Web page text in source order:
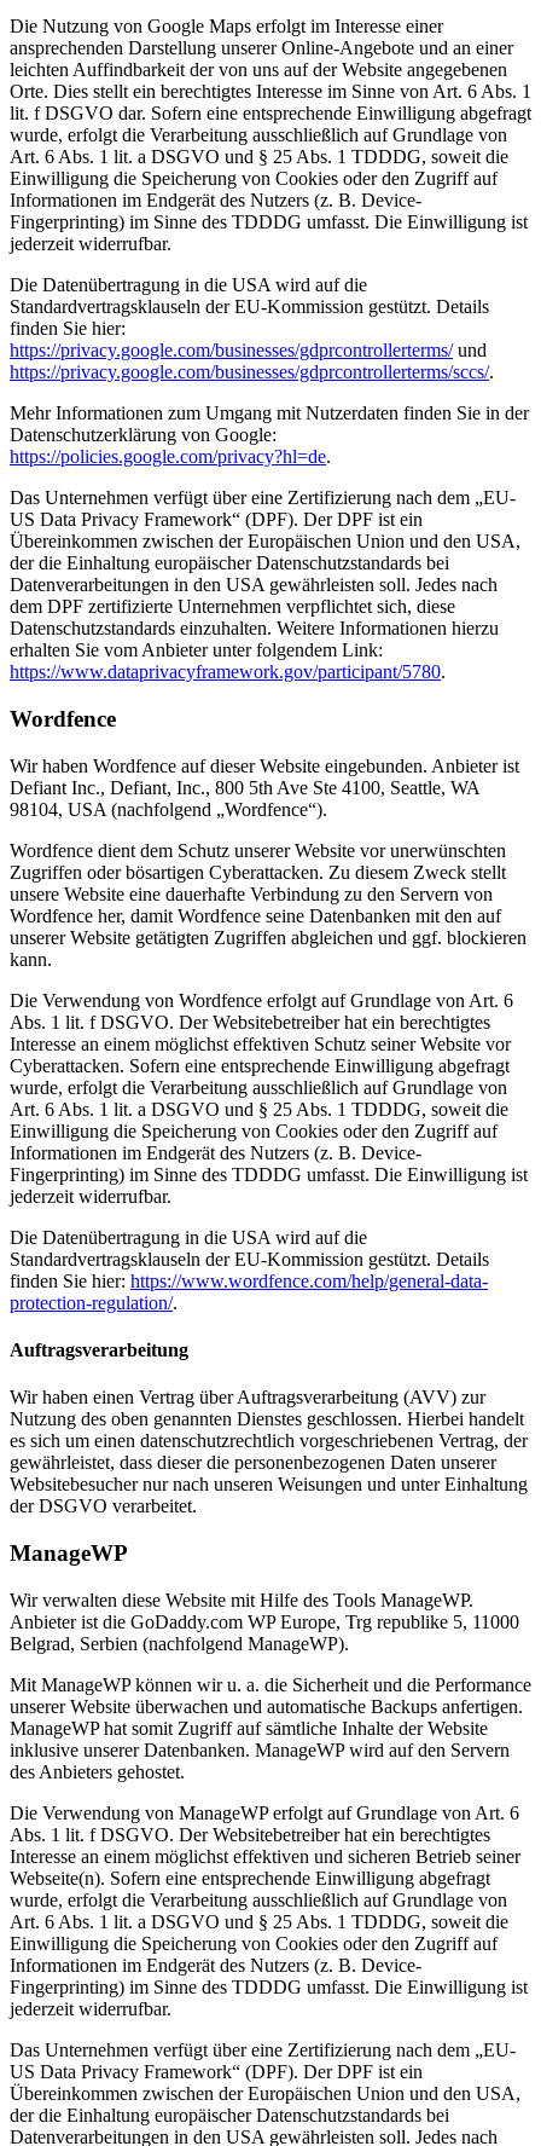
Die Nutzung von Google Maps erfolgt im Interesse einer
ansprechenden Darstellung unserer Online-Angebote und an einer
leichten Auffindbarkeit der von uns auf der Website angegebenen
Orte. Dies stellt ein berechtigtes Interesse im Sinne von Art. 6 Abs. 1
lit. f DSGVO dar. Sofern eine entsprechende Einwilligung abgefragt
wurde, erfolgt die Verarbeitung ausschließlich auf Grundlage von
Art. 6 Abs. 1 lit. a DSGVO und § 25 Abs. 1 TDDDG, soweit die
Einwilligung die Speicherung von Cookies oder den Zugriff auf
Informationen im Endgerät des Nutzers (z. B. Device-
Fingerprinting) im Sinne des TDDDG umfasst. Die Einwilligung ist
jederzeit widerrufbar.
Die Datenübertragung in die USA wird auf die
Standardvertragsklauseln der EU-Kommission gestützt. Details
finden Sie hier:
https://privacy.google.com/businesses/gdprcontrollerterms/und
https://privacy.google.com/businesses/gdprcontrollerterms/sccs/.
Mehr Informationen zum Umgang mit Nutzerdaten finden Sie in der
Datenschutzerklärung von Google:
https://policies.google.com/privacy?hl=de.
Das Unternehmen verfügt über eine Zertifizierung nach dem „EU-
US Data Privacy Framework“ (DPF). Der DPF ist ein
Übereinkommen zwischen der Europäischen Union und den USA,
der die Einhaltung europäischer Datenschutzstandards bei
Datenverarbeitungen in den USA gewährleisten soll. Jedes nach
dem DPF zertifizierte Unternehmen verpflichtet sich, diese
Datenschutzstandards einzuhalten. Weitere Informationen hierzu
erhalten Sie vom Anbieter unter folgendem Link:
https://www.dataprivacyframework.gov/participant/5780.
Wordfence
Wir haben Wordfence auf dieser Website eingebunden. Anbieter ist
Defiant Inc., Defiant, Inc., 800 5th Ave Ste 4100, Seattle, WA
98104, USA (nachfolgend „Wordfence“).
Wordfence dient dem Schutz unserer Website vor unerwünschten
Zugriffen oder bösartigen Cyberattacken. Zu diesem Zweck stellt
unsere Website eine dauerhafte Verbindung zu den Servern von
Wordfence her, damit Wordfence seine Datenbanken mit den auf
unserer Website getätigten Zugriffen abgleichen und ggf. blockieren
kann.
Die Verwendung von Wordfence erfolgt auf Grundlage von Art. 6
Abs. 1 lit. f DSGVO. Der Websitebetreiber hat ein berechtigtes
Interesse an einem möglichst effektiven Schutz seiner Website vor
Cyberattacken. Sofern eine entsprechende Einwilligung abgefragt
wurde, erfolgt die Verarbeitung ausschließlich auf Grundlage von
Art. 6 Abs. 1 lit. a DSGVO und § 25 Abs. 1 TDDDG, soweit die
Einwilligung die Speicherung von Cookies oder den Zugriff auf
Informationen im Endgerät des Nutzers (z. B. Device-
Fingerprinting) im Sinne des TDDDG umfasst. Die Einwilligung ist
jederzeit widerrufbar.
Die Datenübertragung in die USA wird auf die
Standardvertragsklauseln der EU-Kommission gestützt. Details
finden Sie hier: https://www.wordfence.com/help/general-data-
protection-regulation/.
Auftragsverarbeitung
Wir haben einen Vertrag über Auftragsverarbeitung (AVV) zur
Nutzung des oben genannten Dienstes geschlossen. Hierbei handelt
es sich um einen datenschutzrechtlich vorgeschriebenen Vertrag, der
gewährleistet, dass dieser die personenbezogenen Daten unserer
Websitebesucher nur nach unseren Weisungen und unter Einhaltung
der DSGVO verarbeitet.
ManageWP
Wir verwalten diese Website mit Hilfe des Tools ManageWP.
Anbieter ist die GoDaddy.com WP Europe, Trg republike 5, 11000
Belgrad, Serbien (nachfolgend ManageWP).
Mit ManageWP können wir u. a. die Sicherheit und die Performance
unserer Website überwachen und automatische Backups anfertigen.
ManageWP hat somit Zugriff auf sämtliche Inhalte der Website
inklusive unserer Datenbanken. ManageWP wird auf den Servern
des Anbieters gehostet.
Die Verwendung von ManageWP erfolgt auf Grundlage von Art. 6
Abs. 1 lit. f DSGVO. Der Websitebetreiber hat ein berechtigtes
Interesse an einem möglichst effektiven und sicheren Betrieb seiner
Webseite(n). Sofern eine entsprechende Einwilligung abgefragt
wurde, erfolgt die Verarbeitung ausschließlich auf Grundlage von
Art. 6 Abs. 1 lit. a DSGVO und § 25 Abs. 1 TDDDG, soweit die
Einwilligung die Speicherung von Cookies oder den Zugriff auf
Informationen im Endgerät des Nutzers (z. B. Device-
Fingerprinting) im Sinne des TDDDG umfasst. Die Einwilligung ist
jederzeit widerrufbar.
Das Unternehmen verfügt über eine Zertifizierung nach dem „EU-
US Data Privacy Framework“ (DPF). Der DPF ist ein
Übereinkommen zwischen der Europäischen Union und den USA,
der die Einhaltung europäischer Datenschutzstandards bei
Datenverarbeitungen in den USA gewährleisten soll. Jedes nach